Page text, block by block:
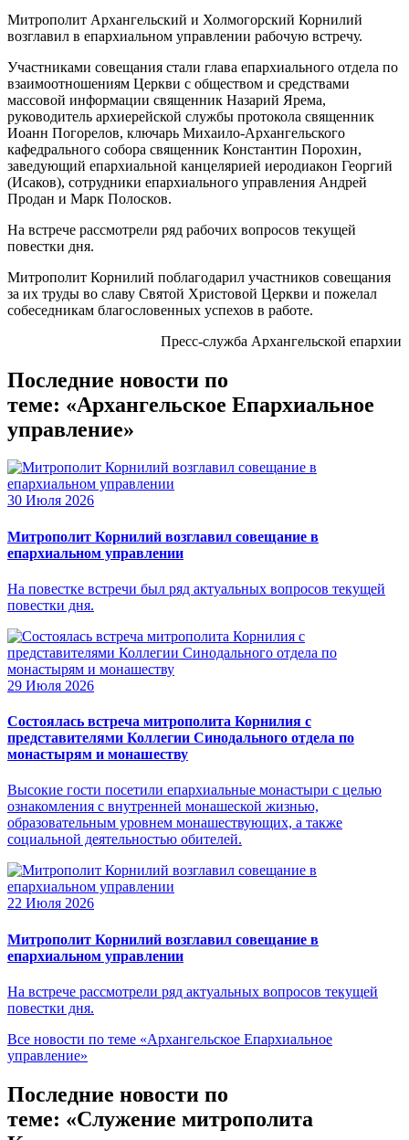
Митрополит Архангельский и Холмогорский Корнилий
возглавил в епархиальном управлении рабочую встречу.
Участниками совещания стали глава епархиального отдела по
взаимоотношениям Церкви с обществом и средствами
массовой информации священник Назарий Ярема,
руководитель архиерейской службы протокола священник
Иоанн Погорелов, ключарь Михаило-Архангельского
кафедрального собора священник Константин Порохин,
заведующий епархиальной канцелярией иеродиакон Георгий
(Исаков), сотрудники епархиального управления Андрей
Продан и Марк Полосков.
На встрече рассмотрели ряд рабочих вопросов текущей
повестки дня.
Митрополит Корнилий поблагодарил участников совещания
за их труды во славу Святой Христовой Церкви и пожелал
собеседникам благословенных успехов в работе.
Пресс-служба Архангельской епархии
Последние новости по
теме: «Архангельское Епархиальное
управление»
30 Июля 2026
Митрополит Корнилий возглавил совещание в
епархиальном управлении
На повестке встречи был ряд актуальных вопросов текущей
повестки дня.
29 Июля 2026
Состоялась встреча митрополита Корнилия с
представителями Коллегии Синодального отдела по
монастырям и монашеству
Высокие гости посетили епархиальные монастыри с целью
ознакомления с внутренней монашеской жизнью,
образовательным уровнем монашествующих, а также
социальной деятельностью обителей.
22 Июля 2026
Митрополит Корнилий возглавил совещание в
епархиальном управлении
На встрече рассмотрели ряд актуальных вопросов текущей
повестки дня.
Все новости по теме «Архангельское Епархиальное
управление»
Последние новости по
теме: «Служение митрополита